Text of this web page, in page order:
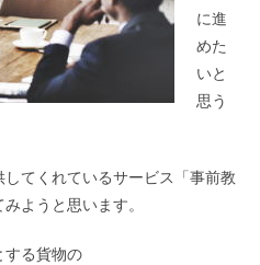
に進
めた
いと
思う
てくれているサービス「事前教
ようと思います。
する貨物の